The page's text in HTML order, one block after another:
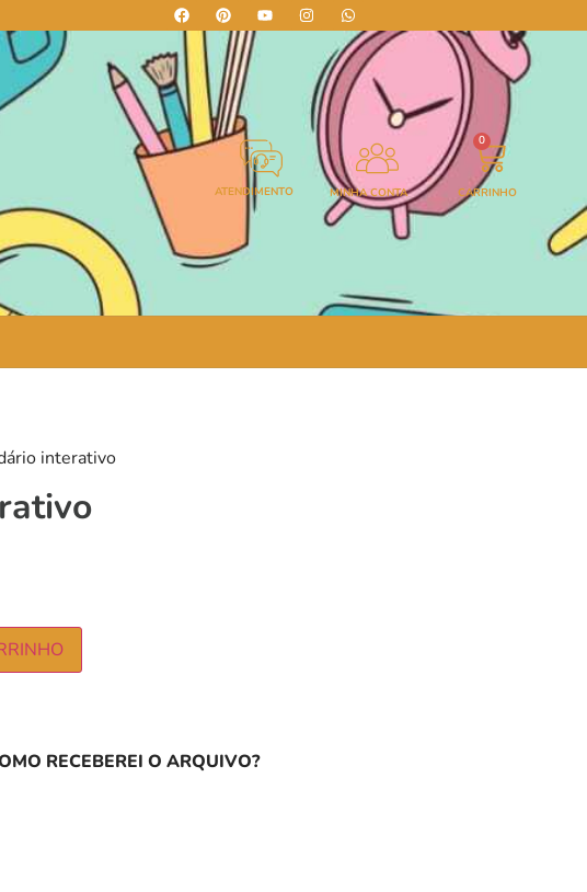
ATENDIMENTO MINHA CONTA
0
CARRINHO
interativo
RECEBEREI O ARQUIVO?